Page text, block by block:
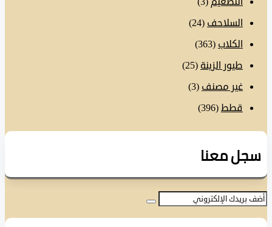
السلاحف(24)
الكلاب(363)
طيور الزينة (25)
غير مصنف(3)
قطط
(396)
معنا